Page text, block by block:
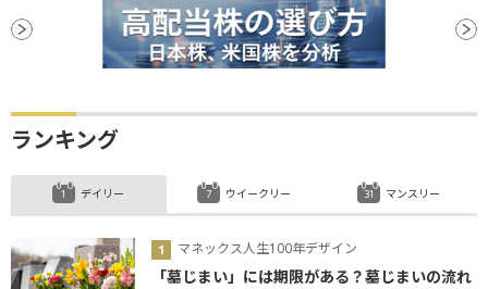
ランキング
デイリー
マネックス人生100年デザイン
「墓じまい」には期限がある？墓じまいの流れ
ウイークリー マンスリー